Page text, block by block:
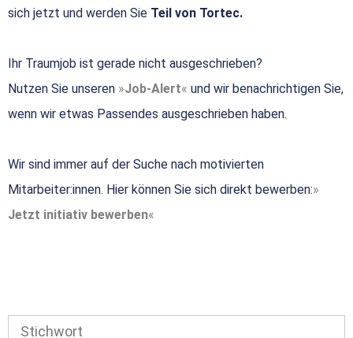
sich jetzt und werden Sie Teil von Tortec.
Ihr Traumjob ist gerade nicht ausgeschrieben?
Nutzen Sie unseren
Job-Alert
und wir benachrichtigen Sie,
wenn wir etwas Passendes ausgeschrieben haben.
Wir sind immer auf der Suche nach motivierten
Mitarbeiter:innen. Hier können Sie sich direkt bewerben:
Jetzt initiativ bewerben